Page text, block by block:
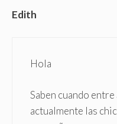
Edith
Hola
Saben cuando
actualmente las